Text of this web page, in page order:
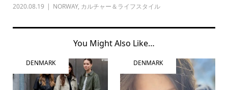
2020.08.19 NORWAY, カルチャー＆ライフスタイル
You Might Also Like…
DENMARK DENMARK